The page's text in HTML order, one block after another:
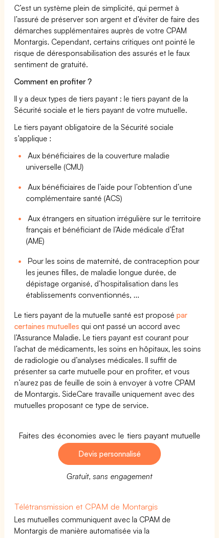
C’est un système plein de simplicité, qui permet à
l’assuré de préserver son argent et d’éviter de faire des
démarches supplémentaires auprès de votre CPAM
Montargis. Cependant, certains critiques ont pointé le
risque de déresponsabilisation des assurés et le faux
sentiment de gratuité.
Comment en profiter ?
Il y a deux types de tiers payant : le tiers payant de la
Sécurité sociale et le tiers payant de votre mutuelle.
Le tiers payant obligatoire de la Sécurité sociale
s’applique :
Aux bénéficiaires de la couverture maladie
universelle (CMU)
Aux bénéficiaires de l’aide pour l’obtention d’une
complémentaire santé (ACS)
Aux étrangers en situation irrégulière sur le territoire
français et bénéficiant de l’Aide médicale d’État
(AME)
Pour les soins de maternité, de contraception pour
les jeunes filles, de maladie longue durée, de
dépistage organisé, d’hospitalisation dans les
établissements conventionnés, ...
Le tiers payant de la mutuelle santé est proposépar
certaines mutuelles qui ont passé un accord avec
l’Assurance Maladie. Le tiers payant est courant pour
l’achat de médicaments, les soins en hôpitaux, les soins
de radiologie ou d’analyses médicales. Il suffit de
présenter sa carte mutuelle pour en profiter, et vous
n’aurez pas de feuille de soin à envoyer à votre CPAM
de Montargis. SideCare travaille uniquement avec des
mutuelles proposant ce type de service.
Faites des économies avec le tiers payant mutuelle
Devis personnalisé
Gratuit, sans engagement
Télétransmission et CPAM de Montargis
Les mutuelles communiquent avec la CPAM de
Montargis de manière automatisée via la